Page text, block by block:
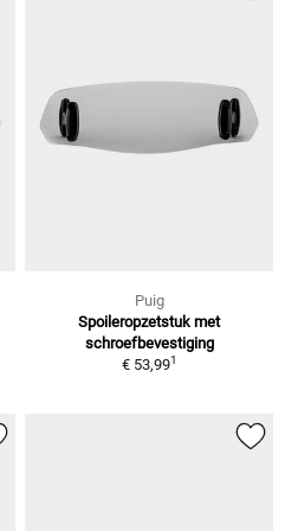
Puig
Spoileropzetstuk met
schroefbevestiging
€ 53,991